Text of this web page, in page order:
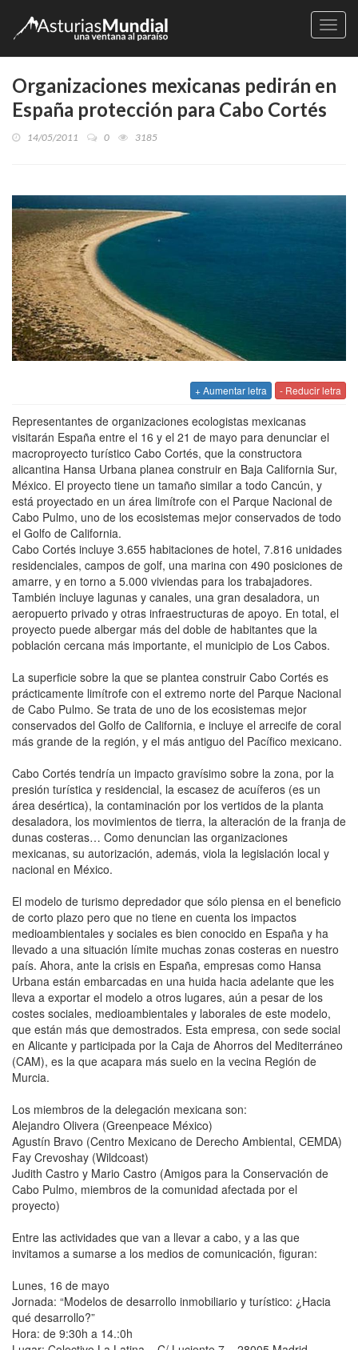
Organizaciones mexicanas pedirán en
España protección para Cabo Cortés
14/05/2011 0 3185
+ Aumentar letra - Reducir letra
Representantes de organizaciones ecologistas mexicanas
visitarán España entre el 16 y el 21 de mayo para denunciar el
macroproyecto turístico Cabo Cortés, que la constructora
alicantina Hansa Urbana planea construir en Baja California Sur,
México. El proyecto tiene un tamaño similar a todo Cancún, y
está proyectado en un área limítrofe con el Parque Nacional de
Cabo Pulmo, uno de los ecosistemas mejor conservados de todo
el Golfo de California.
Cabo Cortés incluye 3.655 habitaciones de hotel, 7.816 unidades
residenciales, campos de golf, una marina con 490 posiciones de
amarre, y en torno a 5.000 viviendas para los trabajadores.
También incluye lagunas y canales, una gran desaladora, un
aeropuerto privado y otras infraestructuras de apoyo. En total, el
proyecto puede albergar más del doble de habitantes que la
población cercana más importante, el municipio de Los Cabos.
La superficie sobre la que se plantea construir Cabo Cortés es
prácticamente limítrofe con el extremo norte del Parque Nacional
de Cabo Pulmo. Se trata de uno de los ecosistemas mejor
conservados del Golfo de California, e incluye el arrecife de coral
más grande de la región, y el más antiguo del Pacífico mexicano.
Cabo Cortés tendría un impacto gravísimo sobre la zona, por la
presión turística y residencial, la escasez de acuíferos (es un
área desértica), la contaminación por los vertidos de la planta
desaladora, los movimientos de tierra, la alteración de la franja de
dunas costeras… Como denuncian las organizaciones
mexicanas, su autorización, además, viola la legislación local y
nacional en México.
El modelo de turismo depredador que sólo piensa en el beneficio
de corto plazo pero que no tiene en cuenta los impactos
medioambientales y sociales es bien conocido en España y ha
llevado a una situación límite muchas zonas costeras en nuestro
país. Ahora, ante la crisis en España, empresas como Hansa
Urbana están embarcadas en una huida hacia adelante que les
lleva a exportar el modelo a otros lugares, aún a pesar de los
costes sociales, medioambientales y laborales de este modelo,
que están más que demostrados. Esta empresa, con sede social
en Alicante y participada por la Caja de Ahorros del Mediterráneo
(CAM), es la que acapara más suelo en la vecina Región de
Murcia.
Los miembros de la delegación mexicana son:
Alejandro Olivera (Greenpeace México)
Agustín Bravo (Centro Mexicano de Derecho Ambiental, CEMDA)
Fay Crevoshay (Wildcoast)
Judith Castro y Mario Castro (Amigos para la Conservación de
Cabo Pulmo, miembros de la comunidad afectada por el
proyecto)
Entre las actividades que van a llevar a cabo, y a las que
invitamos a sumarse a los medios de comunicación, figuran:
Lunes, 16 de mayo
Jornada: “Modelos de desarrollo inmobiliario y turístico: ¿Hacia
qué desarrollo?”
Hora: de 9:30h a 14.:0h